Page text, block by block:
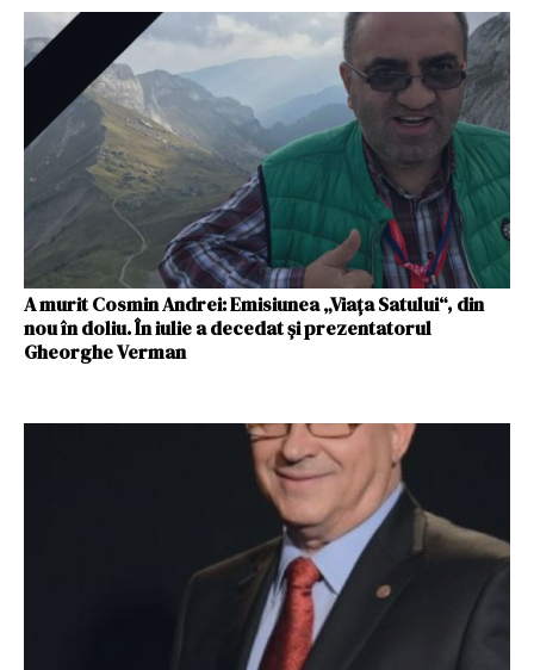
A murit Cosmin Andrei: Emisiunea „Viața Satului“, din
nou în doliu. În iulie a decedat și prezentatorul
Gheorghe Verman